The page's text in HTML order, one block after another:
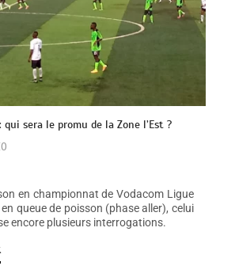
qui sera le promu de la Zone l’Est ?
en championnat de Vodacom Ligue
en queue de poisson (phase aller), celui
encore plusieurs interrogations.